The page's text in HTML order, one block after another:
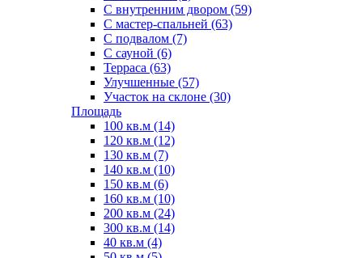
С внутренним двором (59)
С мастер-спальней (63)
С подвалом (7)
С сауной (6)
Терраса (63)
Улучшенные (57)
Участок на склоне (30)
Площадь
100 кв.м (14)
120 кв.м (12)
130 кв.м (7)
140 кв.м (10)
150 кв.м (6)
160 кв.м (10)
200 кв.м (24)
300 кв.м (14)
40 кв.м (4)